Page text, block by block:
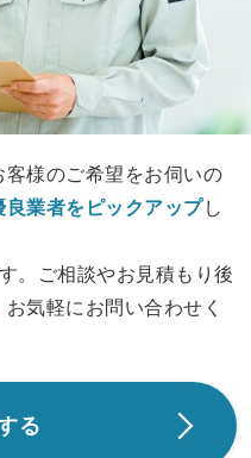
客様のご希望をお伺いの
良業者をピックアップし
。ご相談やお見積もり後
お気軽にお問い合わせく
る